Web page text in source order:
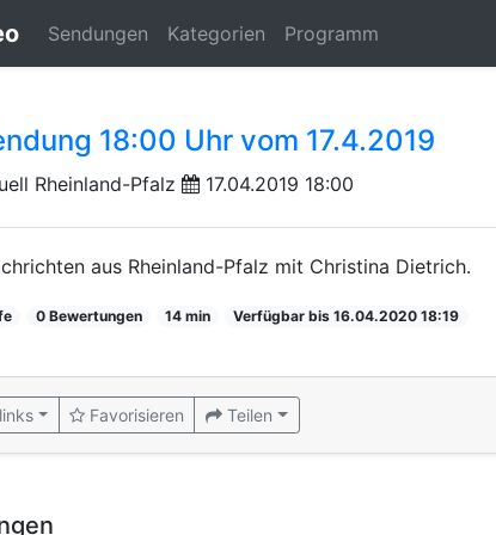
Sendungen Kategorien Programm
18:00 Uhr vom 17.4.2019
Rheinland-Pfalz 17.04.2019 18:00
aus Rheinland-Pfalz mit Christina Dietrich.
0 Bewertungen 14 min Verfügbar bis 16.04.2020 18:19
Favorisieren Teilen